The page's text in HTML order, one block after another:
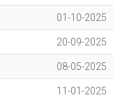
01-10-2025
20-09-2025
08-05-2025
11-01-2025